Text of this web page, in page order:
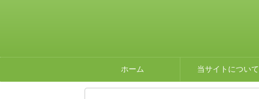
ホーム 当サイトについて